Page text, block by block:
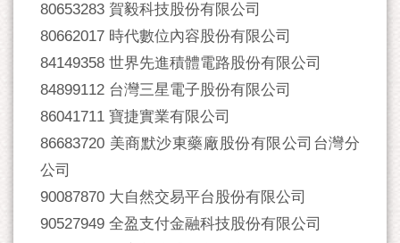
80653283 賀毅科技股份有限公司
80662017 時代數位內容股份有限公司
84149358 世界先進積體電路股份有限公司
84899112 台灣三星電子股份有限公司
86041711 寶捷實業有限公司
86683720 美商默沙東藥廠股份有限公司台灣分
公司
90087870 大自然交易平台股份有限公司
90527949 全盈支付金融科技股份有限公司